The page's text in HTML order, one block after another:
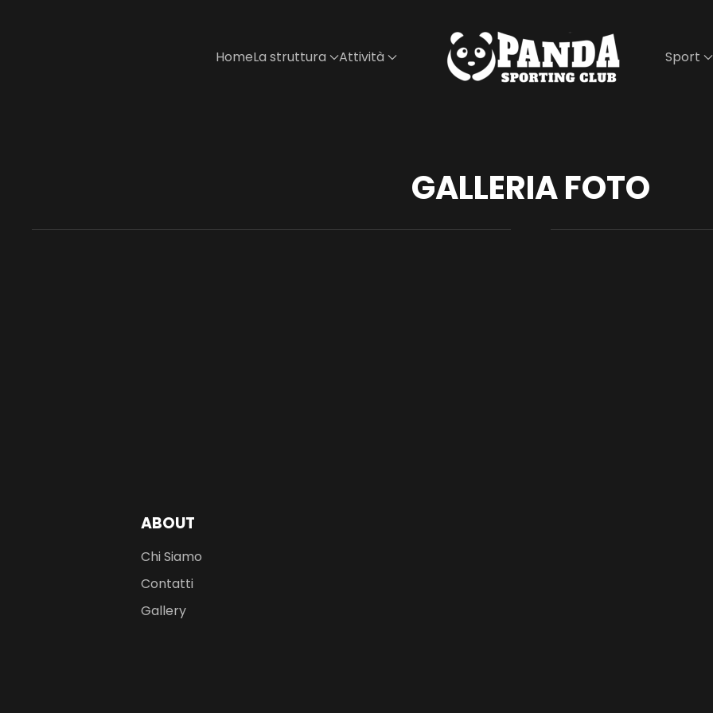
HomeLa struttura Attività Sport
GALLERIA FOTO
ABOUT
Chi Siamo
Contatti
Gallery